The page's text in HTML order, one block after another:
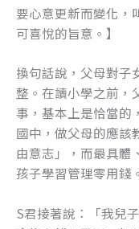
要心意更新而變化，
可喜悅的旨意。】
換句話說，父母對子
整。在讀小學之前，
事，基本上是恰當的
國中，做父母的應該
由意志」，而最具體
孩子學習管理零用錢。
S君接著說：「我兒